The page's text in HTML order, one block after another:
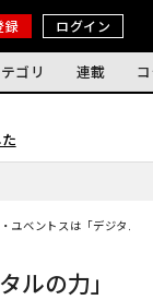
録 ログイン
ゴリ 連載
ユベントスは「デジタル
ルの力」